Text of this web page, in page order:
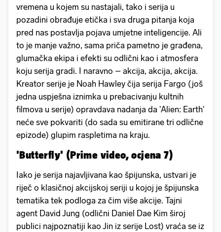
vremena u kojem su nastajali, tako i serija u
pozadini obrađuje etička i sva druga pitanja koja
pred nas postavlja pojava umjetne inteligencije. Ali
to je manje važno, sama priča pametno je građena,
glumačka ekipa i efekti su odlični kao i atmosfera
koju serija gradi. I naravno – akcija, akcija, akcija.
Kreator serije je Noah Hawley čija serija Fargo (još
jedna uspješna iznimka u prebacivanju kultnih
filmova u serije) opravdava nadanja da 'Alien: Earth'
neće sve pokvariti (do sada su emitirane tri odlične
epizode) glupim raspletima na kraju.
'Butterfly' (Prime video, ocjena 7)
Iako je serija najavljivana kao špijunska, ustvari je
riječ o klasičnoj akcijskoj seriji u kojoj je špijunska
tematika tek podloga za čim više akcije. Tajni
agent David Jung (odlični Daniel Dae Kim široj
publici najpoznatiji kao Jin iz serije Lost) vraća se iz